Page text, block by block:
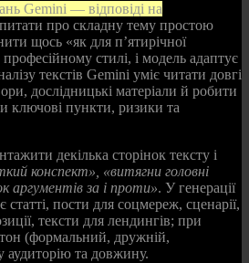
Gemini — відповіді на
про складну тему простою
щось «як для п’ятирічної
стилі, і модель адаптує
текстів Gemini уміє читати довгі
дослідницькі матеріали й робити
ключові пункти, ризики та
декілька сторінок тексту і
конспект», «витягни головні
аргументів за і проти». У генерації
пости для соцмереж, сценарії,
тексти для лендингів; при
(формальний, дружній,
аудиторію та довжину.